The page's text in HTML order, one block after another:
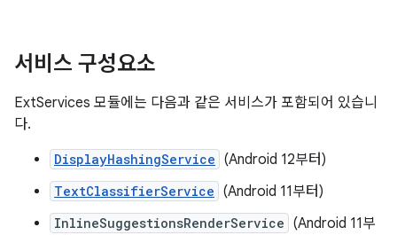
서비스 구성요소
ExtServices 모듈에는 다음과 같은 서비스가 포함되어 있습니
다.
DisplayHashingService (Android 12부터)
TextClassifierService (Android 11부터)
InlineSuggestionsRenderService (Android 11부